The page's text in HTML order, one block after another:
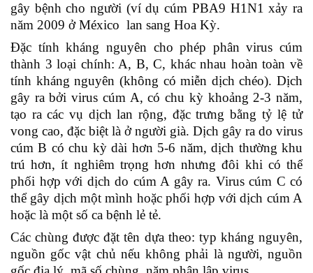
gây bệnh cho người (ví dụ cúm PBA9 H1N1 xảy ra
năm 2009 ở México lan sang Hoa Kỳ.
Đặc tính kháng nguyên cho phép phân virus cúm
thành 3 loại chính: A, B, C, khác nhau hoàn toàn về
tính kháng nguyên (không có miễn dịch chéo). Dịch
gây ra bởi virus cúm A, có chu kỳ khoảng 2-3 năm,
tạo ra các vụ dịch lan rộng, đặc trưng bằng tỷ lệ tử
vong cao, đặc biệt là ở người già. Dịch gây ra do virus
cúm B có chu kỳ dài hơn 5-6 năm, dịch thường khu
trú hơn, ít nghiêm trọng hơn nhưng đôi khi có thể
phối hợp với dịch do cúm A gây ra. Virus cúm C có
thể gây dịch một mình hoặc phối hợp với dịch cúm A
hoặc là một số ca bệnh lẻ tẻ.
Các chùng được đặt tên dựa theo: typ kháng nguyên,
nguồn gốc vật chủ nếu không phải là người, nguồn